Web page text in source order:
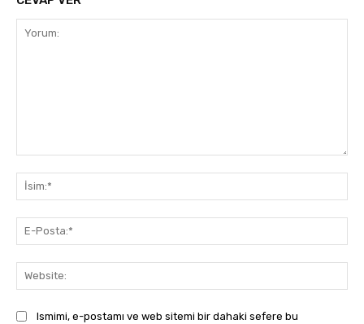
Ismimi, e-postamı ve web sitemi bir dahaki sefere bu